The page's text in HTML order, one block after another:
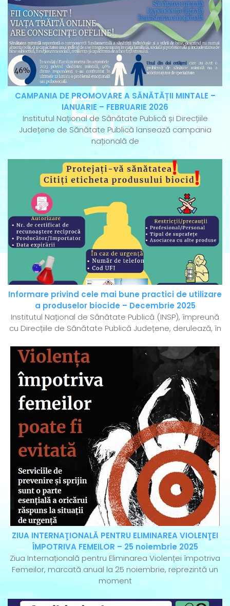
CAMPANIA DE PROMOVARE A SĂNĂTĂȚII MINTALE –
IANUARIE – FEBRUARIE 2026
Institutul Național de Sănătate Publică și Direcțiile
Județene de Sănătate Publică lansează campania
națională de
Informare privind cele mai bune practici de utilizare
a produselor biocide – Decembrie 2025
Institutul Național de Sănătate Publică (INSP), împreună
cu Direcțiile de Sănătate Publică Județene, derulează, în
ZIUA INTERNAŢIONALĂ PENTRU ELIMINAREA VIOLENŢEI
ÎMPOTRIVA FEMEILOR – 25 noiembrie 2025
Ziua Internațională pentru Eliminarea Violenței împotriva
Femeilor, marcată anual la 25 noiembrie, reprezintă un
moment